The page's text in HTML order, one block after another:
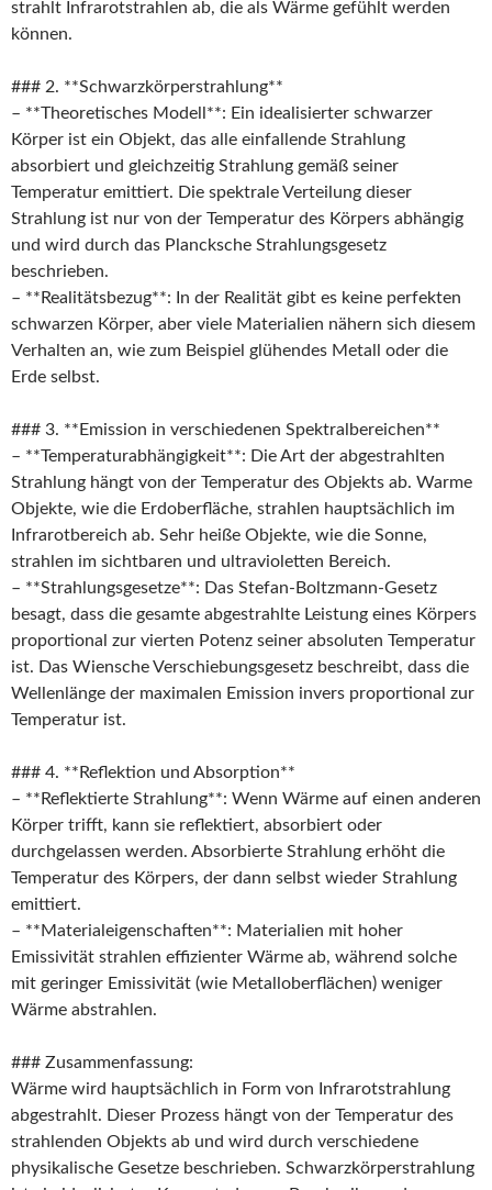
strahlt Infrarotstrahlen ab, die als Wärme gefühlt werden
können.
### 2. **Schwarzkörperstrahlung**
– **Theoretisches Modell**: Ein idealisierter schwarzer
Körper ist ein Objekt, das alle einfallende Strahlung
absorbiert und gleichzeitig Strahlung gemäß seiner
Temperatur emittiert. Die spektrale Verteilung dieser
Strahlung ist nur von der Temperatur des Körpers abhängig
und wird durch das Plancksche Strahlungsgesetz
beschrieben.
– **Realitätsbezug**: In der Realität gibt es keine perfekten
schwarzen Körper, aber viele Materialien nähern sich diesem
Verhalten an, wie zum Beispiel glühendes Metall oder die
Erde selbst.
### 3. **Emission in verschiedenen Spektralbereichen**
– **Temperaturabhängigkeit**: Die Art der abgestrahlten
Strahlung hängt von der Temperatur des Objekts ab. Warme
Objekte, wie die Erdoberfläche, strahlen hauptsächlich im
Infrarotbereich ab. Sehr heiße Objekte, wie die Sonne,
strahlen im sichtbaren und ultravioletten Bereich.
– **Strahlungsgesetze**: Das Stefan-Boltzmann-Gesetz
besagt, dass die gesamte abgestrahlte Leistung eines Körpers
proportional zur vierten Potenz seiner absoluten Temperatur
ist. Das Wiensche Verschiebungsgesetz beschreibt, dass die
Wellenlänge der maximalen Emission invers proportional zur
Temperatur ist.
### 4. **Reflektion und Absorption**
– **Reflektierte Strahlung**: Wenn Wärme auf einen anderen
Körper trifft, kann sie reflektiert, absorbiert oder
durchgelassen werden. Absorbierte Strahlung erhöht die
Temperatur des Körpers, der dann selbst wieder Strahlung
emittiert.
– **Materialeigenschaften**: Materialien mit hoher
Emissivität strahlen effizienter Wärme ab, während solche
mit geringer Emissivität (wie Metalloberflächen) weniger
Wärme abstrahlen.
### Zusammenfassung:
Wärme wird hauptsächlich in Form von Infrarotstrahlung
abgestrahlt. Dieser Prozess hängt von der Temperatur des
strahlenden Objekts ab und wird durch verschiedene
physikalische Gesetze beschrieben. Schwarzkörperstrahlung